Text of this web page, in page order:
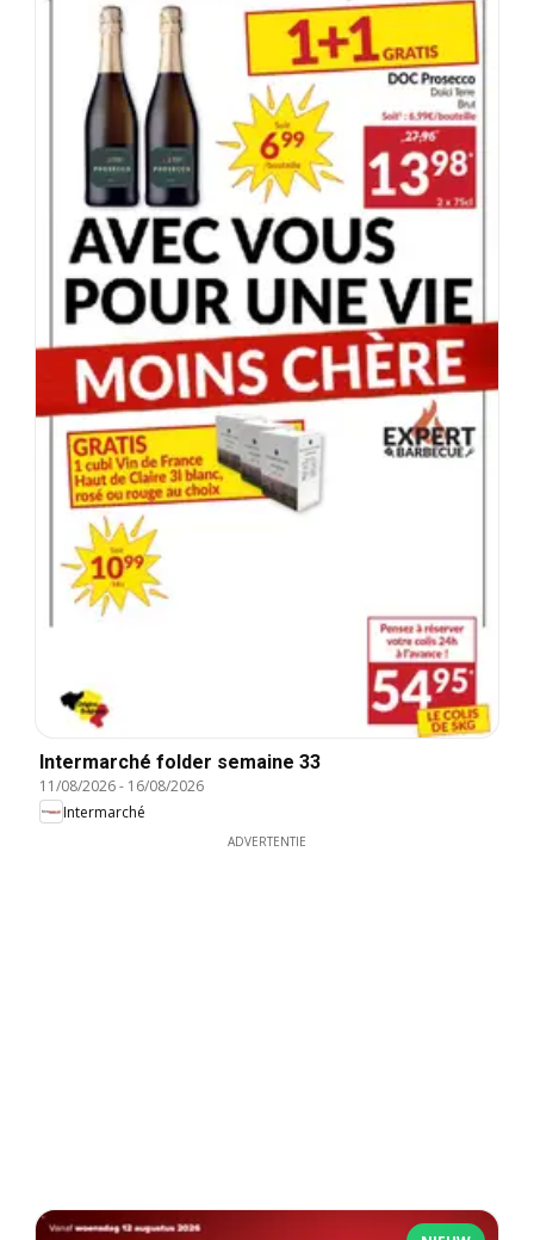
Intermarché folder semaine 33
11/08/2026- 16/08/2026
Intermarché
ADVERTENTIE